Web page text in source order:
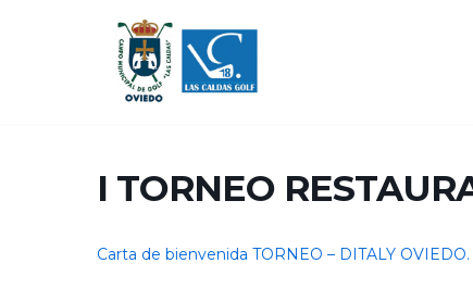
I TORNEO
Carta de bienvenida TORNEO – DITALY OVIEDO.